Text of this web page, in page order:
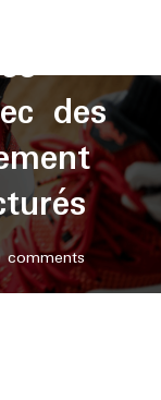
des
comments
>> Optimisez